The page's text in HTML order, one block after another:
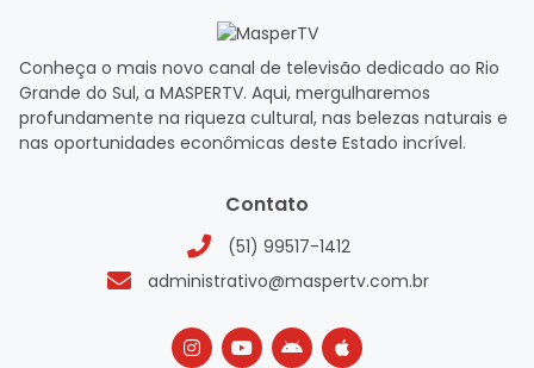
Conheça o mais novo canal de televisão dedicado ao Rio
Grande do Sul, a MASPERTV. Aqui, mergulharemos
profundamente na riqueza cultural, nas belezas naturais e
nas oportunidades econômicas deste Estado incrível.
Contato
(51) 99517-1412
administrativo@maspertv.com.br